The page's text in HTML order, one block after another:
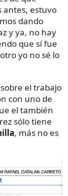
antes, estuvo
dando
y ya, no hay
que sí fue
yo no sé lo
el trabajo
con uno de
el también
sólo tiene
, más no es